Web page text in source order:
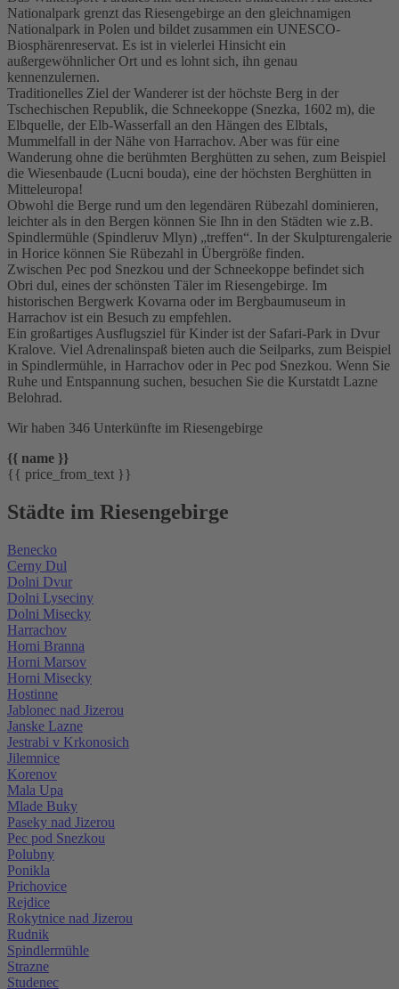
Nationalpark grenzt das Riesengebirge an den gleichnamigen
Nationalpark in Polen und bildet zusammen ein UNESCO-
Biosphärenreservat. Es ist in vielerlei Hinsicht ein
außergewöhnlicher Ort und es lohnt sich, ihn genau
kennenzulernen.
Traditionelles Ziel der Wanderer ist der höchste Berg in der
Tschechischen Republik, die Schneekoppe (Snezka, 1602 m), die
Elbquelle, der Elb-Wasserfall an den Hängen des Elbtals,
Mummelfall in der Nähe von Harrachov. Aber was für eine
Wanderung ohne die berühmten Berghütten zu sehen, zum Beispiel
die Wiesenbaude (Lucni bouda), eine der höchsten Berghütten in
Mitteleuropa!
Obwohl die Berge rund um den legendären Rübezahl dominieren,
leichter als in den Bergen können Sie Ihn in den Städten wie z.B.
Spindlermühle (Spindleruv Mlyn) „treffen“. In der Skulpturengalerie
in Horice können Sie Rübezahl in Übergröße finden.
Zwischen Pec pod Snezkou und der Schneekoppe befindet sich
Obri dul, eines der schönsten Täler im Riesengebirge. Im
historischen Bergwerk Kovarna oder im Bergbaumuseum in
Harrachov ist ein Besuch zu empfehlen.
Ein großartiges Ausflugsziel für Kinder ist der Safari-Park in Dvur
Kralove. Viel Adrenalinspaß bieten auch die Seilparks, zum Beispiel
in Spindlermühle, in Harrachov oder in Pec pod Snezkou. Wenn Sie
Ruhe und Entspannung suchen, besuchen Sie die Kurstatdt Lazne
Belohrad.
Wir haben 346 Unterkünfte im Riesengebirge
{{ name }}
{{ price_from_text }}
Städte im Riesengebirge
Benecko
Cerny Dul
Dolni Dvur
Dolni Lyseciny
Dolni Misecky
Harrachov
Horni Branna
Horni Marsov
Horni Misecky
Hostinne
Jablonec nad Jizerou
Janske Lazne
Jestrabi v Krkonosich
Jilemnice
Korenov
Mala Upa
Mlade Buky
Paseky nad Jizerou
Pec pod Snezkou
Polubny
Ponikla
Prichovice
Rejdice
Rokytnice nad Jizerou
Rudnik
Spindlermühle
Strazne
Studenec